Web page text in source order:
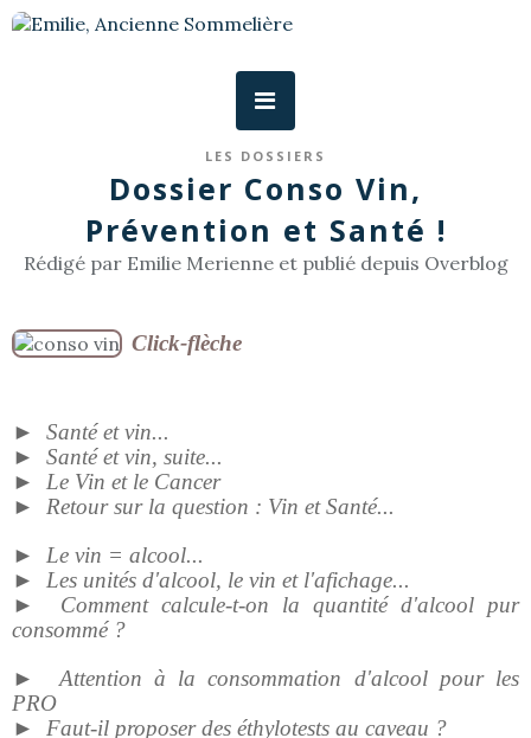
LES DOSSIERS
Dossier Conso Vin,
Prévention et Santé !
Rédigé par Emilie Merienne et publié depuis Overblog
Click-flèche
►
Santé et vin...
►
Santé et vin, suite...
►
Le Vin et le Cancer
►
Retour sur la question : Vin et Santé...
►
Le vin = alcool...
►
Les unités d'alcool, le vin et l'afichage...
►
Comment calcule-t-on la quantité d'alcool pur
consommé ?
►
Attention à la consommation d'alcool pour les
PRO
►
Faut-il proposer des éthylotests au caveau ?